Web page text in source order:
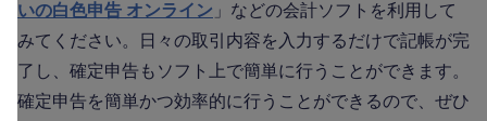
いの白色申告 オンライン 」などの会計ソフトを利用して
みてください。日々の取引内容を入力するだけで記帳が完
了し、確定申告もソフト上で簡単に行うことができます。
確定申告を簡単かつ効率的に行うことができるので、ぜひ